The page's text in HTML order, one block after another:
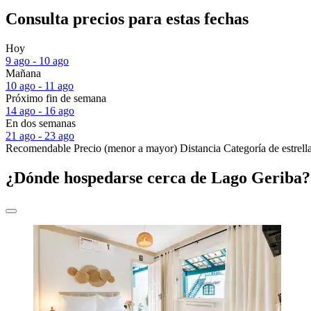
Consulta precios para estas fechas
Hoy
9 ago - 10 ago
Mañana
10 ago - 11 ago
Próximo fin de semana
14 ago - 16 ago
En dos semanas
21 ago - 23 ago
Recomendable Precio (menor a mayor) Distancia Categoría de
¿Dónde hospedarse cerca de Lago Geriba?